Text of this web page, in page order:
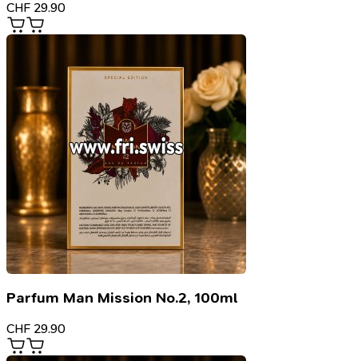
CHF 29.90
Parfum Man Mission No.2, 100ml
CHF 29.90